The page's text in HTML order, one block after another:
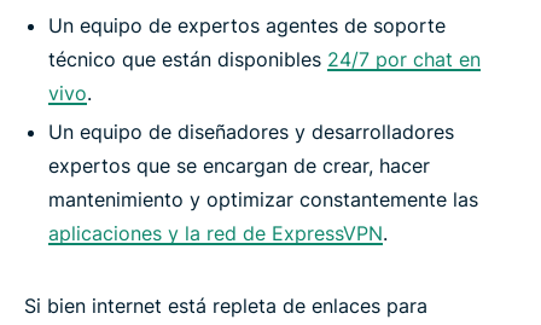
Más información acerca de cómo usar una VPN
Un equipo de expertos agentes de soporte
técnico que están disponibles 24/7 por chat en
vivo.
Un equipo de diseñadores y desarrolladores
expertos que se encargan de crear, hacer
mantenimiento y optimizar constantemente las
aplicaciones y la red de ExpressVPN.
Si bien internet está repleta de enlaces para